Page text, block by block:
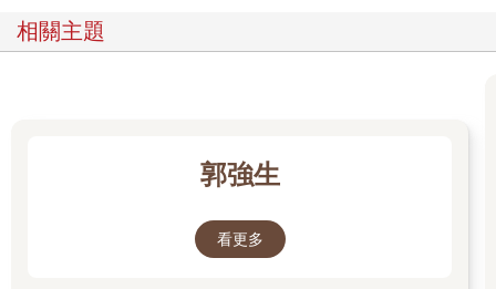
她對世界的體驗。她用部落格培養了受眾，又因為Instagram而使
她寫道：「我試著想像，在一個平行宇宙中，我總是自由自在地
漫遊在一個沒有Instagram、不受演算法影響的牧場上。但是我想
不費力的做自己，才催生了她的存在，但是她也承認她要做到
「快問快答星媽數學」，好讓自己的網路形象符合其他人的期
相關主題
郭強生
看更多